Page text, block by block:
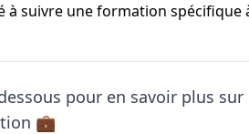
à suivre une formation
pour en savoir plus sur
💼